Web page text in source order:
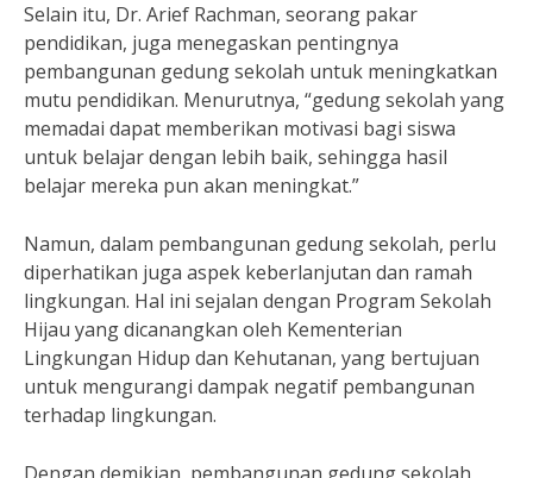
Selain itu, Dr. Arief Rachman, seorang pakar
pendidikan, juga menegaskan pentingnya
pembangunan gedung sekolah untuk meningkatkan
mutu pendidikan. Menurutnya, “gedung sekolah yang
memadai dapat memberikan motivasi bagi siswa
untuk belajar dengan lebih baik, sehingga hasil
belajar mereka pun akan meningkat.”
Namun, dalam pembangunan gedung sekolah, perlu
diperhatikan juga aspek keberlanjutan dan ramah
lingkungan. Hal ini sejalan dengan Program Sekolah
Hijau yang dicanangkan oleh Kementerian
Lingkungan Hidup dan Kehutanan, yang bertujuan
untuk mengurangi dampak negatif pembangunan
terhadap lingkungan.